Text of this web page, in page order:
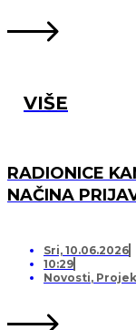
VIŠE
RADIONICE
NAČINA
Sri, 10.06.2026
10:29
Novosti,